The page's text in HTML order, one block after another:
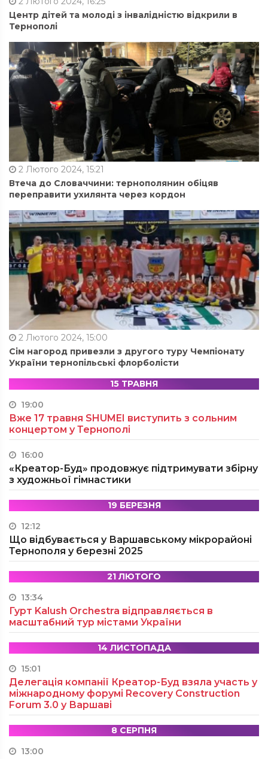
Центр дітей та молоді з інвалідністю відкрили в
Тернополі
2 Лютого 2024, 15:21
Втеча до Словаччини: тернополянин обіцяв
переправити ухилянта через кордон
2 Лютого 2024, 15:00
Сім нагород привезли з другого туру Чемпіонату
України тернопільські флорболісти
15 ТРАВНЯ
19:00
Вже 17 травня SHUMEI виступить з сольним
концертом у Тернополі
16:00
«Креатор-Буд» продовжує підтримувати збірну
з художньої гімнастики
19 БЕРЕЗНЯ
12:12
Що відбувається у Варшавському мікрорайоні
Тернополя у березні 2025
21 ЛЮТОГО
13:34
Гурт Kalush Orchestra відправляється в
масштабний тур містами України
14 ЛИСТОПАДА
15:01
Делегація компанії Креатор-Буд взяла участь у
міжнародному форумі Recovery Construction
Forum 3.0 у Варшаві
8 СЕРПНЯ
13:00